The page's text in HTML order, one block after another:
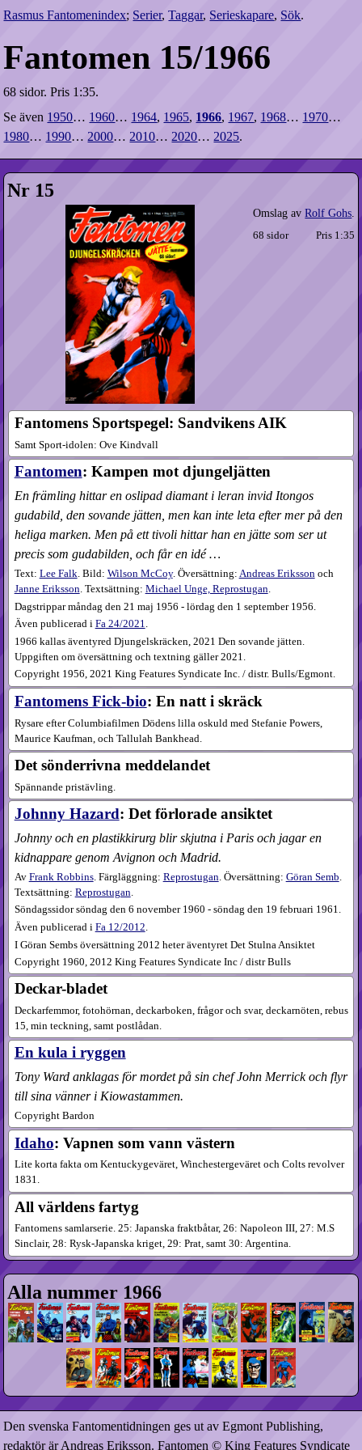
Rasmus Fantomenindex; Serier,Taggar, Serieskapare, Sök.
Fantomen 15/1966
68 sidor. Pris 1:35.
Se även 1950… 1960… 1964, 1965, 1966, 1967, 1968… 1970…
1980… 1990… 2000… 2010… 2020… 2025.
Nr 15
Omslag avRolf Gohs
68 sidor Pris 1:35
Fantomens Sportspegel: Sandvikens AIK
Samt Sport-idolen: Ove Kindvall
Fantomen: Kampen mot djungeljätten
En främling hittar en oslipad diamant i leran invid Itongos
gudabild, den sovande jätten, men kan inte leta efter mer på den
heliga marken. Men på ett tivoli hittar han en jätte som ser ut
precis som gudabilden, och får en idé …
Text: Lee Falk. Bild: Wilson McCoy. Översättning: Andreas Erikssonoch
Janne Eriksson. Textsättning: Michael Unge, Reprostugan.
Dagstrippar måndag den 21 maj 1956 - lördag den 1 september 1956.
Även publicerad i Fa24​/2021.
1966 kallas äventyred Djungelskräcken, 2021 Den sovande jätten.
Uppgiften om översättning och textning gäller 2021.
Copyright 1956, 2021 King Features Syndicate Inc. / distr. Bulls/Egmont.
Fantomens Fick-bio: En natt i skräck
Rysare efter Columbiafilmen Dödens lilla oskuld med Stefanie Powers,
Maurice Kaufman, och Tallulah Bankhead.
Det sönderrivna meddelandet
Spännande pristävling.
Johnny Hazard: Det förlorade ansiktet
Johnny och en plastikkirurg blir skjutna i Paris och jagar en
kidnappare genom Avignon och Madrid.
Av Frank Robbins. Färgläggning: Reprostugan. Översättning: Göran Semb.
Textsättning: Reprostugan.
Söndagssidor söndag den 6 november 1960 - söndag den 19 februari 1961.
Även publicerad i Fa12​/2012.
I Göran Sembs översättning 2012 heter äventyret Det Stulna Ansiktet
Copyright 1960, 2012 King Features Syndicate Inc / distr Bulls
Deckar-bladet
Deckarfemmor, fotohörnan, deckarboken, frågor och svar, deckarnöten, rebus
15, min teckning, samt postlådan.
En kula i ryggen
Tony Ward anklagas för mordet på sin chef John Merrick och flyr
till sina vänner i Kiowastammen.
Copyright Bardon
Idaho: Vapnen som vann västern
Lite korta fakta om Kentuckygeväret, Winchestergeväret och Colts revolver
1831.
All världens fartyg
Fantomens samlarserie. 25: Japanska fraktbåtar, 26: Napoleon III, 27: M.S
Sinclair, 28: Rysk-Japanska kriget, 29: Prat, samt 30: Argentina.
Alla nummer 1966
Den svenska Fantomentidningen ges ut av Egmont Publishing,
redaktör är Andreas Eriksson. Fantomen © King Features Syndicate